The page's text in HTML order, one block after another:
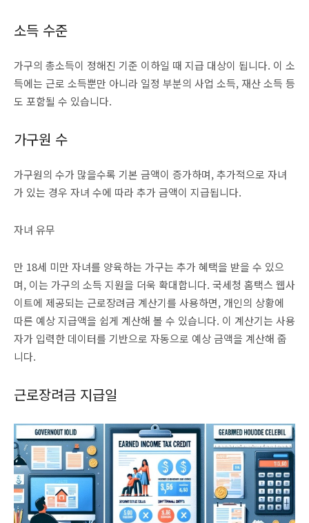
소득 수준
가구의 총소득이 정해진 기준 이하일 때 지급 대상이 됩니다. 이 소
득에는 근로 소득뿐만 아니라 일정 부분의 사업 소득, 재산 소득 등
도 포함될 수 있습니다.
가구원 수
가구원의 수가 많을수록 기본 금액이 증가하며, 추가적으로 자녀
가 있는 경우 자녀 수에 따라 추가 금액이 지급됩니다.
자녀 유무
만 18세 미만 자녀를 양육하는 가구는 추가 혜택을 받을 수 있으
며, 이는 가구의 소득 지원을 더욱 확대합니다. 국세청 홈택스 웹사
이트에 제공되는 근로장려금 계산기를 사용하면, 개인의 상황에
따른 예상 지급액을 쉽게 계산해 볼 수 있습니다. 이 계산기는 사용
자가 입력한 데이터를 기반으로 자동으로 예상 금액을 계산해 줍
니다.
근로장려금 지급일